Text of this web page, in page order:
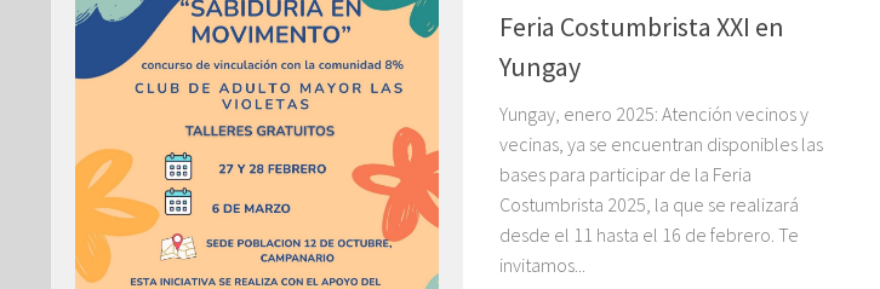
Feria Costumbrista XXI en
Yungay
Yungay, enero 2025: Atención vecinos y
vecinas, ya se encuentran disponibles las
bases para participar de la Feria
Costumbrista 2025, la que se realizará
desde el 11 hasta el 16 de febrero. Te
invitamos...